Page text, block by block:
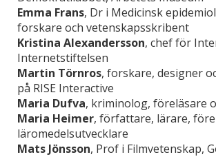
Emma Frans, Dr i Medicinsk
forskare och vetenskapsskribent
Kristina Alexandersson, chef för
Internetstiftelsen
Martin Törnros, forskare, designer
på RISE Interactive
Maria Dufva, kriminolog, föreläsare
Maria Heimer, författare, lärare,
läromedelsutvecklare
Mats Jönsson, Prof i Filmvetenskap,